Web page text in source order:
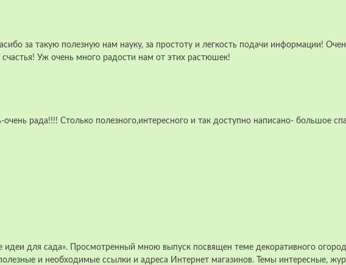
за такую полезную нам науку, за простоту и легкость подачи информации!
Уж очень много радости нам от этих растюшек!
очень рада!!!! Столько полезного,интересного и так доступно написано- большое
идеи для сада». Просмотренный мною выпуск посвящен теме декоративного
и необходимые ссылки и адреса Интернет магазинов. Темы интересные,